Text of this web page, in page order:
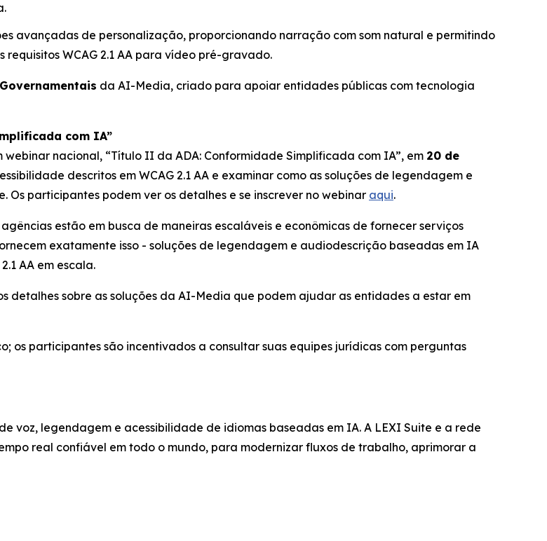
avançadas de personalização, proporcionando narração com som natural e permitindo
WCAG 2.1 AA para vídeo pré-gravado.
da AI-Media, criado para apoiar entidades públicas com tecnologia
com IA”
webinar nacional, “Título II da ADA: Conformidade Simplificada com IA”, em 20 de
descritos em WCAG 2.1 AA e examinar como as soluções de legendagem e
participantes podem ver os detalhes e se inscrever no webinar aqui.
estão em busca de maneiras escaláveis e econômicas de fornecer serviços
exatamente isso - soluções de legendagem e audiodescrição baseadas em IA
AA em escala.
detalhes sobre as soluções da AI-Media que podem ajudar as entidades a estar em
os participantes são incentivados a consultar suas equipes jurídicas com perguntas
voz, legendagem e acessibilidade de idiomas baseadas em IA. A LEXI Suite e a rede
real confiável em todo o mundo, para modernizar fluxos de trabalho, aprimorar a